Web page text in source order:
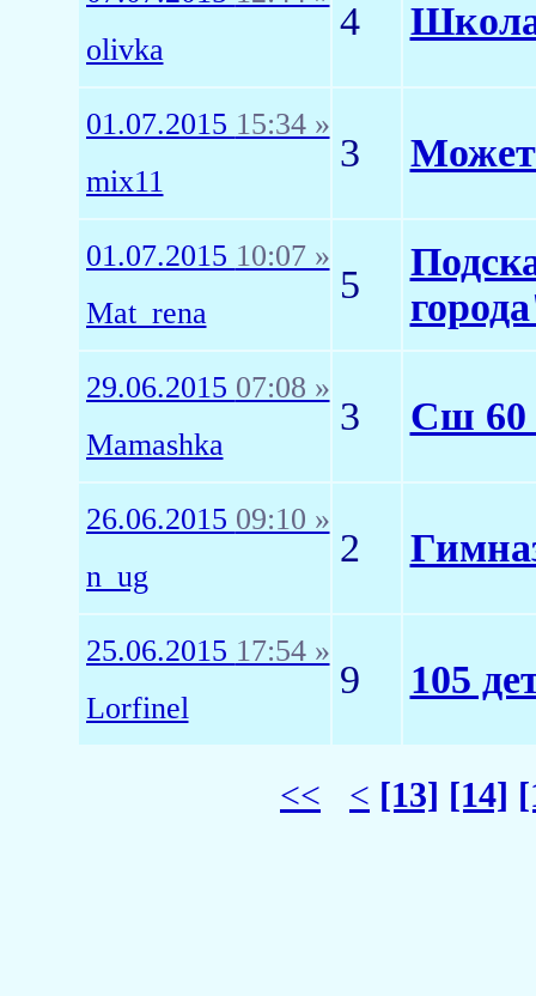
olivka
4
01.07.2015 15:34 »
mix11
3 Может
01.07.2015 10:07 »
Mat_rena
5
29.06.2015 07:08 »
Mamashka
3 Сш 60
26.06.2015 09:10 »
n_ug
2
25.06.2015 17:54 »
Lorfinel
9 105
<< < [13] [14]